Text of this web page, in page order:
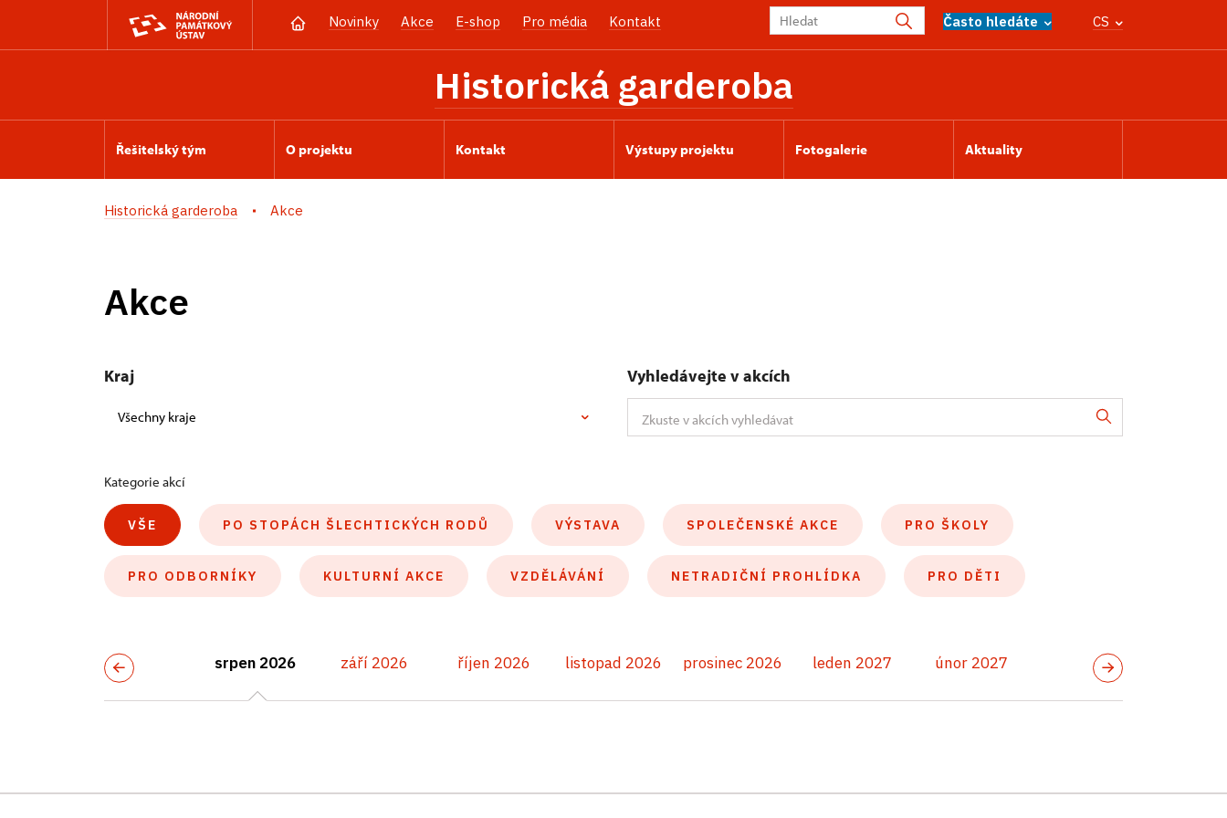
Novinky Akce E-shop Pro média Kontakt Často hledáte CS
Historická garderoba
Řešitelský tým O projektu Kontakt Výstupy projektu Fotogalerie Aktuality
Historická garderoba Akce
Akce
Kraj
Všechny kraje
Vyhledávejte v akcích
Kategorie akcí
VŠE PO STOPÁCH ŠLECHTICKÝCH RODŮ VÝSTAVA SPOLEČENSKÉ AKCE PRO ŠKOLY
PRO ODBORNÍKY KULTURNÍ AKCE VZDĚLÁVÁNÍ NETRADIČNÍ PROHLÍDKA PRO DĚTI
srpen 2026 září 2026 říjen 2026 listopad 2026 prosinec 2026 leden 2027 únor 2027